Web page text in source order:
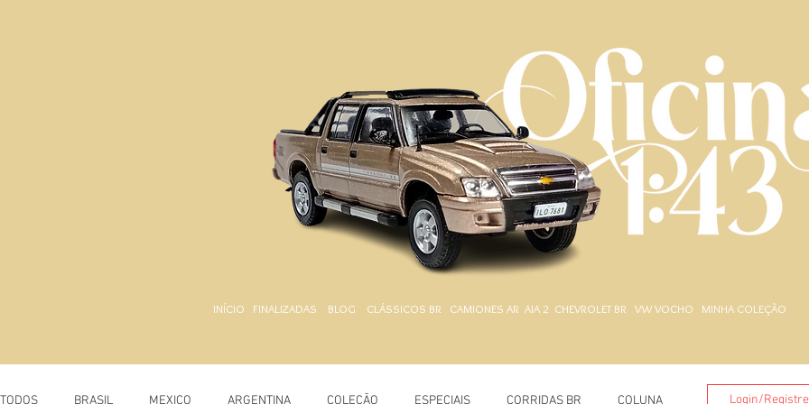
.
INÍCIO FINALIZADAS BLOG CLÁSSICOS BR CAMIONES AR AIA 2 CHEVROLET BR VW VOCHO MINHA COLEÇÃO
TODOS BRASIL MEXICO ARGENTINA COLEÇÃO ESPECIAIS CORRIDAS BR COLUNA Login/